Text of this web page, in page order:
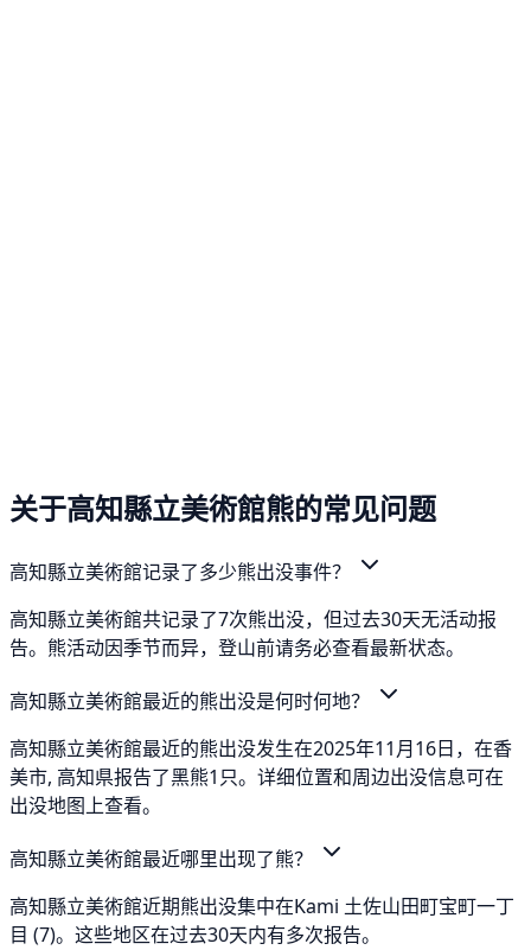
关于高知縣立美術館熊的常见问题
高知縣立美術館记录了多少熊出没事件？
高知縣立美術館共记录了7次熊出没，但过去30天无活动报
告。熊活动因季节而异，登山前请务必查看最新状态。
高知縣立美術館最近的熊出没是何时何地？
高知縣立美術館最近的熊出没发生在2025年11月16日，在香
美市, 高知県报告了黑熊1只。详细位置和周边出没信息可在
出没地图上查看。
高知縣立美術館最近哪里出现了熊？
高知縣立美術館近期熊出没集中在Kami 土佐山田町宝町一丁
目 (7)。这些地区在过去30天内有多次报告。